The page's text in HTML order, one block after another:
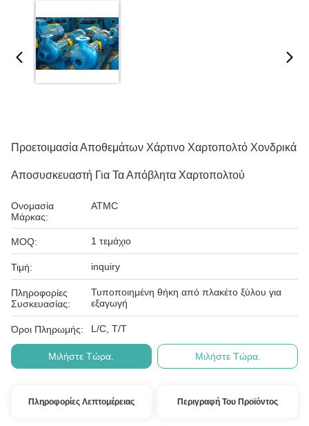
Προετοιμασία Αποθεμάτων Χάρτινο Χαρτοπολτό Χονδρικά
Αποσυσκευαστή Για Τα Απόβλητα Χαρτοπολτού
Ονομασία
Μάρκας:
ATMC
MOQ: 1 τεμάχιο
Τιμή: inquiry
Πληροφορίες
Συσκευασίας:
Τυποποιημένη θήκη από πλακέτο ξύλου για
εξαγωγή
Όροι Πληρωμής: L/C, T/T
Μιλήστε Τώρα. Μιλήστε Τώρα.
Πληροφορίες Λεπτομέρειας Περιγραφή Του Προϊόντος